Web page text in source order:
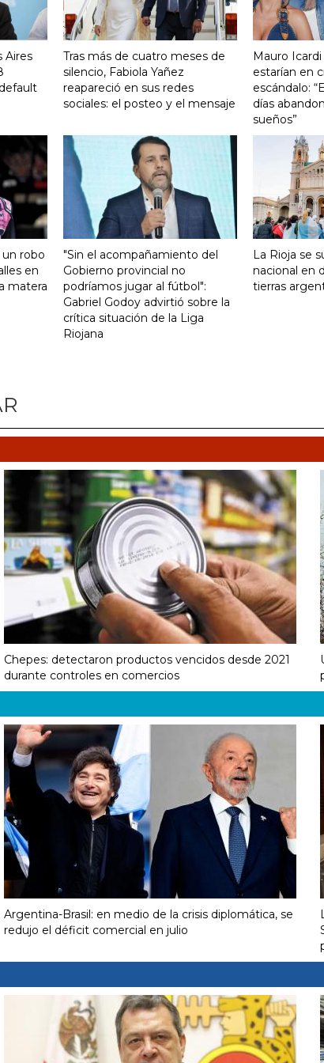
Aires
Tras más de cuatro meses de
silencio, Fabiola Yañez
reapareció en sus redes
sociales: el posteo y el mensaje
Mauro Icardi
estarían en
escándalo:
días
sueños”
un robo
en
matera
"Sin el acompañamiento del
Gobierno provincial no
podríamos jugar al fútbol":
Gabriel Godoy advirtió sobre la
crítica situación de la Liga
Riojana
La Rioja se
nacional en
tierras
Chepes: detectaron productos vencidos desde 2021
durante controles en comercios
Argentina-Brasil: en medio de la crisis diplomática, se
redujo el déficit comercial en julio